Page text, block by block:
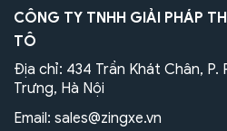
CÔNG TY TNHH GIẢI PHÁP
TÔ
Địa chỉ: 434 Trần Khát Chân, P.
Trưng, Hà Nội
Email: sales@zingxe.vn